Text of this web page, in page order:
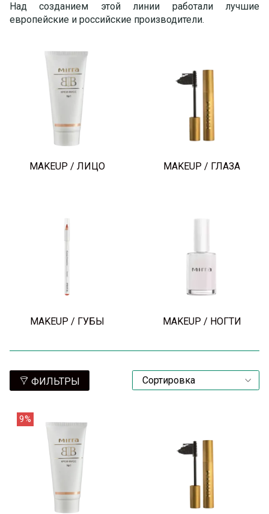
Над созданием этой линии работали лучшие
европейские и российские производители.
MAKEUP / ЛИЦО MAKEUP / ГЛАЗА
MAKEUP / ГУБЫ MAKEUP / НОГТИ
ФИЛЬТРЫ
9%